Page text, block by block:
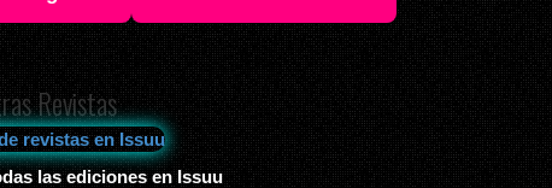
Revistas
las ediciones en Issuu